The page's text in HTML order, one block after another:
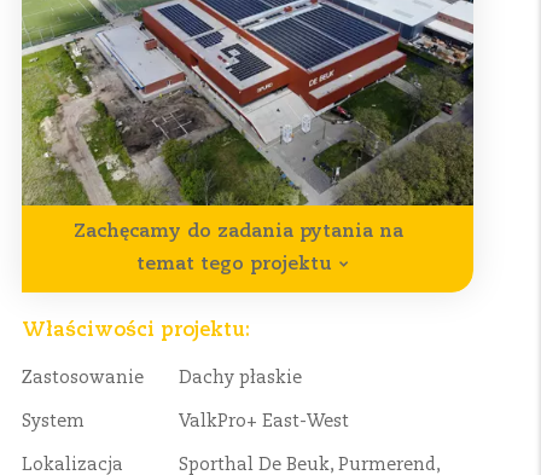
Zachęcamy do zadania pytania na
temat tego projektu
Właściwości projektu:
Zastosowanie Dachy płaskie
System ValkPro+ East-West
Lokalizacja
Sporthal De Beuk, Purmerend,